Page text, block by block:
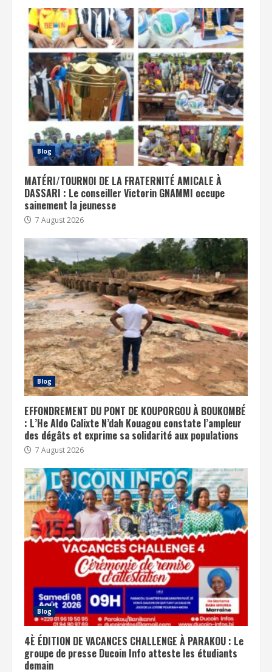
Blog
MATÉRI/TOURNOI DE LA FRATERNITÉ AMICALE À
DASSARI : Le conseiller Victorin GNAMMI occupe
sainement la jeunesse
7 August 2026
Blog
EFFONDREMENT DU PONT DE KOUPORGOU À BOUKOMBÉ
: L’He Aldo Calixte N’dah Kouagou constate l’ampleur
des dégâts et exprime sa solidarité aux populations
7 August 2026
Blog
4È ÉDITION DE VACANCES CHALLENGE À PARAKOU : Le
groupe de presse Ducoin Info atteste les étudiants
demain